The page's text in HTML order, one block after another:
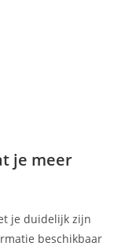
je meer
je duidelijk zijn
beschikbaar